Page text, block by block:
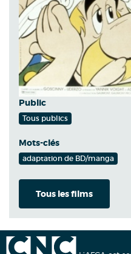
Public
Tous publics
Mots-clés
adaptation de BD/manga
Tous les films